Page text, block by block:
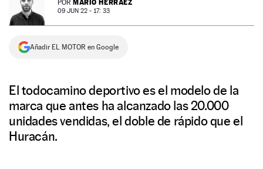
NEWSLETTER
SÍGUENOS
POR MARIO HERRÁEZ
09 JUN 22 - 17: 33
Añadir EL MOTOR en Google
El todocamino deportivo es el modelo de la
marca que antes ha alcanzado las 20.000
unidades vendidas, el doble de rápido que el
Huracán.